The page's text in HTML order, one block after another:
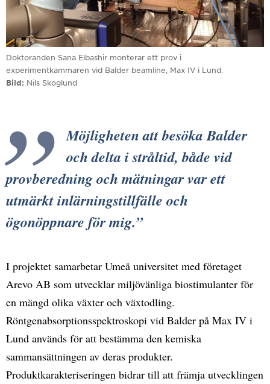
Doktoranden Sana Elbashir monterar ett prov i
experimentkammaren vid Balder beamline, Max IV i Lund.
Bild
Nils Skoglund
Möjligheten att besöka Balder
och delta i stråltid, både vid
provberedning och mätningar var ett
utmärkt inlärningstillfälle och
ögonöppnare för mig.
I projektet samarbetar Umeå universitet med företaget
Arevo AB som utvecklar miljövänliga biostimulanter för
en mängd olika växter och växtodling.
Röntgenabsorptionsspektroskopi vid Balder på Max IV i
Lund används för att bestämma den kemiska
sammansättningen av deras produkter.
Produktkarakteriseringen bidrar till att främja utvecklingen